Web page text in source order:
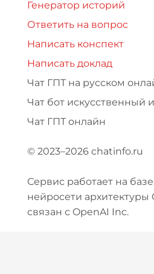
Генератор историй
Ответить на вопрос
Написать конспект
Написать доклад
Чат ГПТ на русском
Чат бот искусственный
Чат ГПТ онлайн
© 2023–2026 chatinfo.ru
Сервис работает на
нейросети архитектуры
связан с OpenAI Inc.